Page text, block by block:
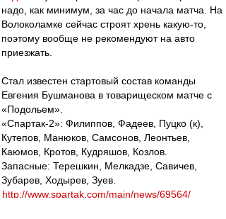
надо, как минимум, за час до начала матча. На
Волоколамке сейчас строят хрень какую-то,
поэтому вообще не рекомендуют на авто
приезжать.
Стал известен стартовый состав команды
Евгения Бушманова в товарищеском матче с
«Подольем».
«Спартак-2»: Филиппов, Фадеев, Пуцко (к),
Кутепов, Манюков, Самсонов, Леонтьев,
Каюмов, Кротов, Кудряшов, Козлов.
Запасные: Терешкин, Мелкадзе, Савичев,
Зубарев, Ходырев, Зуев.
http://www.spartak.com/main/news/69564/